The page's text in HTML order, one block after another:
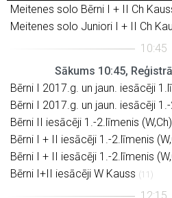
Meitenes solo Bērni I + II Ch
Meitenes solo Juniori I + II Ch
Sākums 10:45,
Bērni I 2017.g. un jaun. iesācēji
Bērni I 2017.g. un jaun. iesācēji
Bērni II iesācēji 1.-2.līmenis (W,Ch)
Bērni I + II iesācēji 1.-2.līmenis
Bērni I + II iesācēji 1.-2.līmenis
Bērni I+II iesācēji W Kauss (11)